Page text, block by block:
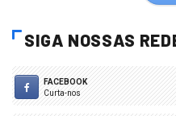
SIGA NOSSAS
FACEBOOK
Curta-nos